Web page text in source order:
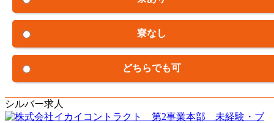
寮なし
どちらでも可
シルバー求人